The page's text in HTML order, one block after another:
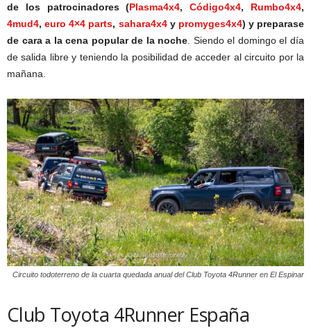
de los patrocinadores (Plasma4x4,Código4x4, Rumbo4x4,
4mud4,euro 4×4 parts, sahara4x4y promyges4x4) y preparase
de cara a la cena popular de la noche . Siendo el domingo el día
de salida libre y teniendo la posibilidad de acceder al circuito por la
mañana.
Circuito todoterreno de la cuarta quedada anual del Club Toyota 4Runner en El Espinar
Club Toyota 4Runner España